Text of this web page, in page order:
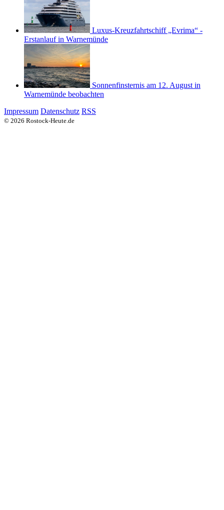
Luxus-Kreuzfahrtschiff „Evrima“ -
Erstanlauf in Warnemünde
Sonnenfinsternis am 12. August in
Warnemünde beobachten
Impressum Datenschutz RSS
© 2026 Rostock-Heute.de